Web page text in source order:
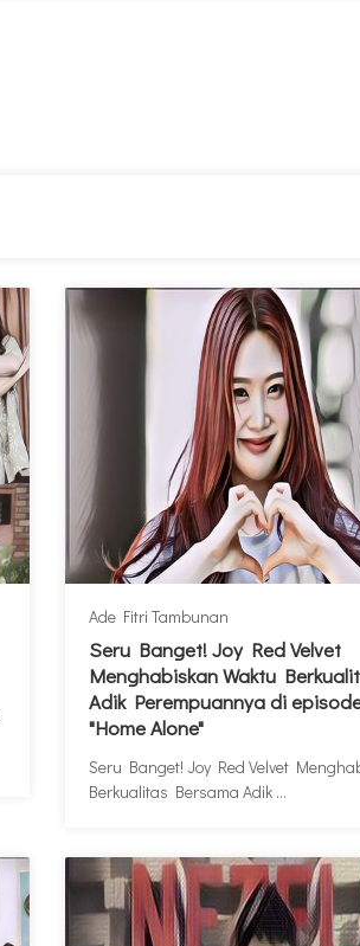
Ade Fitri Tambunan
Seru Banget! Joy Red Velvet
Menghabiskan Waktu
Adik Perempuannya di
"Home Alone"
Seru Banget! Joy Red Velvet
Berkualitas Bersama Adik ...